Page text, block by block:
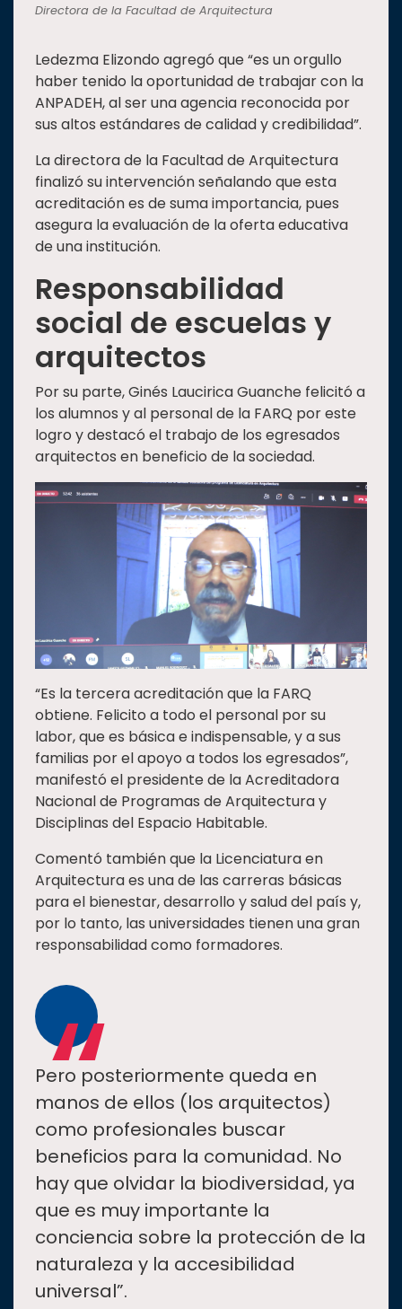
Directora de la Facultad de Arquitectura
Ledezma Elizondo agregó que “es un orgullo
haber tenido la oportunidad de trabajar con la
ANPADEH, al ser una agencia reconocida por
sus altos estándares de calidad y credibilidad”.
La directora de la Facultad de Arquitectura
finalizó su intervención señalando que esta
acreditación es de suma importancia, pues
asegura la evaluación de la oferta educativa
de una institución.
Responsabilidad
social de escuelas y
arquitectos
Por su parte, Ginés Laucirica Guanche felicitó a
los alumnos y al personal de la FARQ por este
logro y destacó el trabajo de los egresados
arquitectos en beneficio de la sociedad.
“Es la tercera acreditación que la FARQ
obtiene. Felicito a todo el personal por su
labor, que es básica e indispensable, y a sus
familias por el apoyo a todos los egresados”,
manifestó el presidente de la Acreditadora
Nacional de Programas de Arquitectura y
Disciplinas del Espacio Habitable.
Comentó también que la Licenciatura en
Arquitectura es una de las carreras básicas
para el bienestar, desarrollo y salud del país y,
por lo tanto, las universidades tienen una gran
responsabilidad como formadores.
“
Pero posteriormente queda en
manos de ellos (los arquitectos)
como profesionales buscar
beneficios para la comunidad. No
hay que olvidar la biodiversidad, ya
que es muy importante la
conciencia sobre la protección de la
naturaleza y la accesibilidad
universal”.